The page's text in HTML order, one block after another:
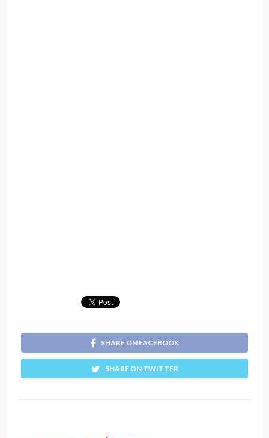
SHARE ON FACEBOOK
SHARE ON TWITTER